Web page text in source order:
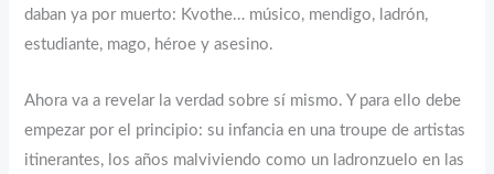
daban ya por muerto: Kvothe… músico, mendigo, ladrón,
estudiante, mago, héroe y asesino.
Ahora va a revelar la verdad sobre sí mismo. Y para ello debe
empezar por el principio: su infancia en una troupe de artistas
itinerantes, los años malviviendo como un ladronzuelo en las